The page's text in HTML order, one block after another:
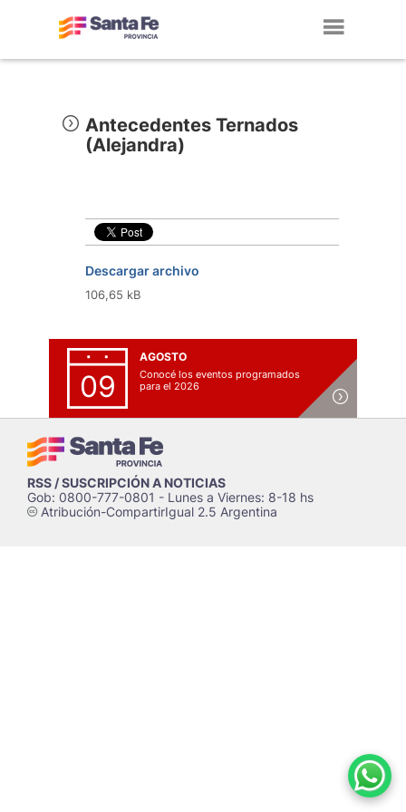
Antecedentes Ternados
(Alejandra)
Descargar archivo
106,65 kB
09
AGOSTO
Conocé los eventos programados
para el 2026
RSS / SUSCRIPCIÓN A NOTICIAS
Gob: 0800-777-0801 - Lunes a Viernes: 8-18 hs
cAtribución-CompartirIgual 2.5 Argentina